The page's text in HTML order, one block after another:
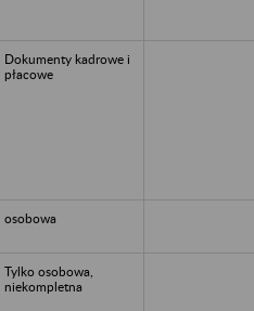
Dokumenty kadrowe i
płacowe
osobowa
Tylko osobowa,
niekompletna